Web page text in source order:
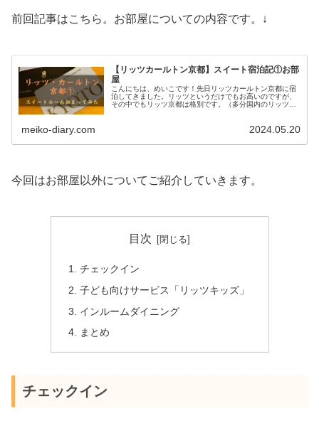
前回記事はこちら。お部屋についての内容です。↓
【リッツカールトン京都】スイート宿泊記①お部
屋
こんにちは、めいこです！先日リッツカールトン京都に宿
泊してきました。リッツというだけでもお高いのですが、
その中でもリッツ京都は格別です。（多分国内のリッツの
meiko-diary.com 2024.05.20
今回はお部屋以外についてご紹介していきます。
目次
チェックイン
子ども向けサービス「リッツキッズ」
インルームダイニング
まとめ
チェックイン